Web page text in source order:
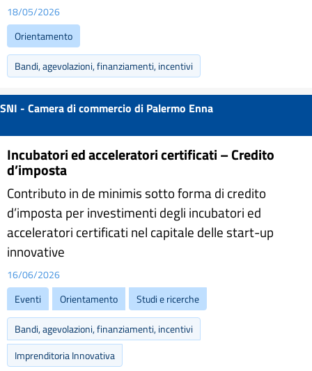
18/05/2026
Orientamento
Bandi, agevolazioni, finanziamenti, incentivi
SNI - Camera di commercio di Palermo Enna
Incubatori ed acceleratori certificati – Credito
d’imposta
Contributo in de minimis sotto forma di credito
d’imposta per investimenti degli incubatori ed
acceleratori certificati nel capitale delle start-up
innovative
16/06/2026
Eventi
Orientamento Studi e ricerche
Bandi, agevolazioni, finanziamenti, incentivi
Imprenditoria Innovativa